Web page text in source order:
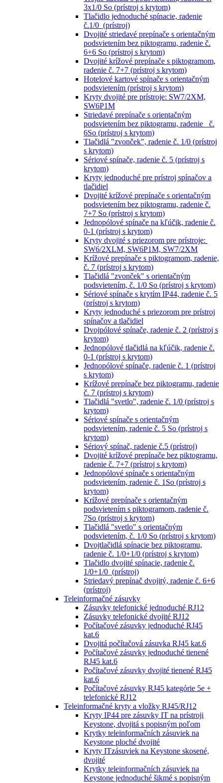
3x1/0 So (prístroj s krytom)
Tlačidlo jednoduché spínacie, radenie
č.1/0 (prístroj)
Dvojité striedavé prepínače s orientačným
podsvietením bez piktogramu, radenie č.
6+6 So (prístroj s krytom)
Dvojité krížové prepínače s piktogramom,
radenie č. 7+7 (prístroj s krytom)
Hotelové kartové spínače s orientačným
podsvietením (prístroj s krytom)
Kryty dvojité pre prístroje: SW7/2XM,
SW6P1M
Striedavé prepínače s orientačným
podsvietením bez piktogramu, radenie č.
6So (prístroj s krytom)
Tlačidlá "zvonček", radenie č. 1/0 (prístroj
s krytom)
Sériové spínače, radenie č. 5 (prístroj s
krytom)
Kryty jednoduché pre prístroj spínačov a
tlačidiel
Dvojité krížové prepínače s orientačným
podsvietením bez piktogramu, radenie č.
7+7 So (prístroj s krytom)
Jednopólové spínače na kľúčik, radenie č.
0-1 (prístroj s krytom)
Kryty dvojité s priezorom pre prístroje:
SW6/2XLM, SW6P1M, SW7/2XM
Krížové prepínače s piktogramom, radenie,
č. 7 (prístroj s krytom)
Tlačidlá "zvonček" s orientačným
podsvietením, č. 1/0 So (prístroj s krytom)
Sériové spínače s krytím IP44, radenie č. 5
(prístroj s krytom)
Kryty jednoduché s priezorom pre prístroj
spínačov a tlačidiel
Dvojpólové spínače, radenie č. 2 (prístroj s
krytom)
Jednopólové tlačidlá na kľúčik, radenie č.
0-1 (prístroj s krytom)
Jednopólové spínače, radenie č. 1 (prístroj
s krytom)
Krížové prepínače bez piktogramu, radenie
č. 7 (prístroj s krytom)
Tlačidlá "svetlo", radenie č. 1/0 (prístroj s
krytom)
Sériové spínače s orientačným
podsvietením, radenie č. 5 So (prístroj s
krytom)
Sériový spínač, radenie č.5 (prístroj)
Dvojité krížové prepínače bez piktogramu,
radenie č. 7+7 (prístroj s krytom)
Jednopólové spínače s orientačným
podsvietením, radenie č. 1So (prístroj s
krytom)
Krížové prepínače s orientačným
podsvietením s piktogramom, radenie č.
7So (prístroj s krytom)
Tlačidlá "svetlo" s orientačným
podsvietením, č. 1/0 So (prístroj s krytom)
Dvojtlačidlá spínacie bez piktogramu,
radenie č. 1/0+1/0 (prístroj s krytom)
Tlačidlo dvojité spínacie, radenie č.
1/0+1/0 (prístroj)
Striedavý prepínač dvojitý, radenie č. 6+6
(prístroj)
Teleinformačné zásuvky
Zásuvky telefonické jednoduché RJ12
Zásuvky telefonické dvojité RJ12
Počítačové zásuvky jednoduché RJ45
kat.6
Dvojitá počítačová zásuvka RJ45 kat.6
Počítačové zásuvky jednoduché tienené
RJ45 kat.6
Počítačové zásuvky dvojité tienené RJ45
kat.6
Počítačové zásuvky RJ45 kategórie 5e +
telefonické RJ12
Teleinformačné kryty a vložky RJ45/RJ12
Kryty IP44 pre zásuvky IT na prístroji
Keystone, dvojitá s popisným poľom
Krytky teleinformačních zásuviek na
Keystone ploché dvojité
Kryty ITzásuviek na Keystone skosené,
dvojité
Krytky teleinformačních zásuviek na
Keystone jednoduché šikmé s popisným